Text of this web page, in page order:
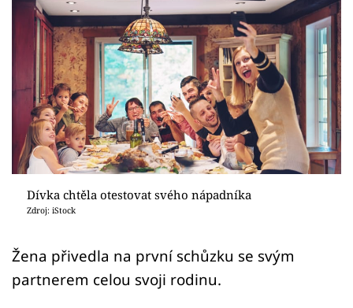
Virály
Sex a vztahy
Videa
Sledujte prima+
Přihlášení
Sledujte nás
Dívka chtěla otestovat svého nápadníka
Zdroj: iStock
Žena přivedla na první schůzku se svým
partnerem celou svoji rodinu.